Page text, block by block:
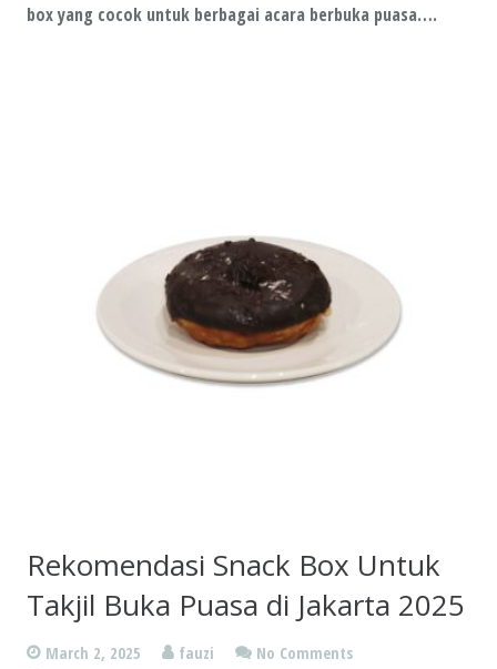
box yang cocok untuk berbagai acara berbuka puasa….
Rekomendasi Snack Box Untuk
Takjil Buka Puasa di Jakarta 2025
March 2, 2025 fauzi
No Comments